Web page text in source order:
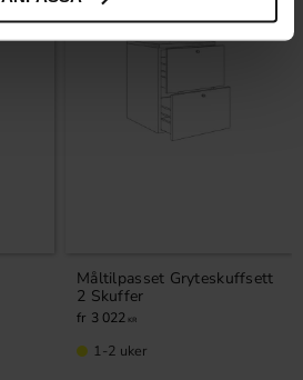
Måltilpasset Gryteskuffsett
2 Skuffer
3 022KR
1-2 uker